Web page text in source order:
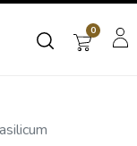
0